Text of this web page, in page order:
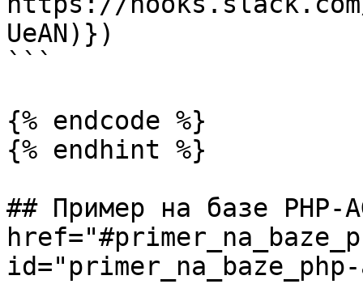
UeAN)})
```
{% endcode %}
{% endhint %}
## Пример на базе PHP-